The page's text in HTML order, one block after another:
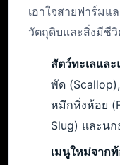
เอาใจสายฟาร์มแ
วัตถุดิบและสิ่งมีชี
สัตว์ทะเลแล
พัด
หมึกหิ่งห้อย
Slug) และน
เมนูใหม่จากท้